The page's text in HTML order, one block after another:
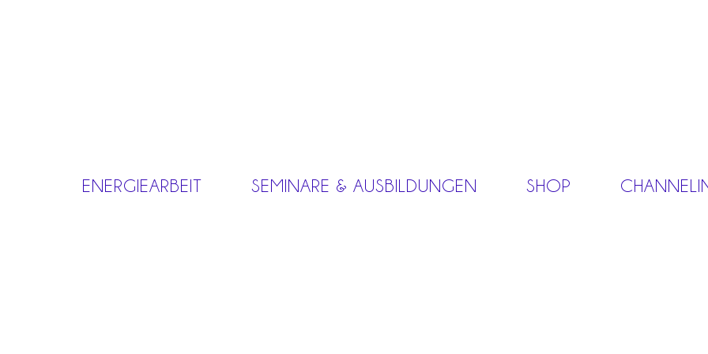
ENERGIEARBEIT SEMINARE & AUSBILDUNGEN SHOP